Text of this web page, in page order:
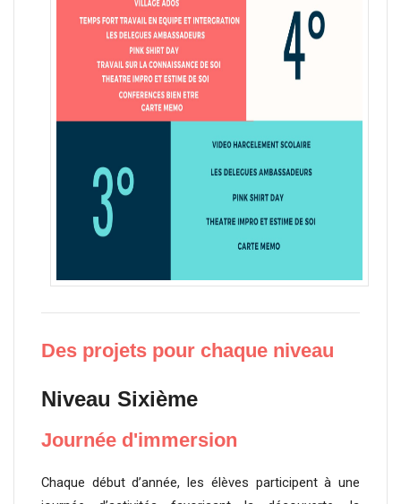
Des projets pour chaque niveau
Niveau Sixième
Journée d'immersion
Chaque début d’année, les élèves participent à une